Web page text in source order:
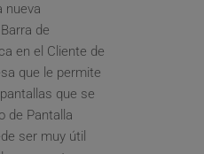
nueva
de
en el Cliente de
que le permite
que se
de Pantalla
ser muy útil